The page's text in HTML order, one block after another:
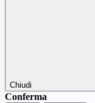
Chiudi
Conferma